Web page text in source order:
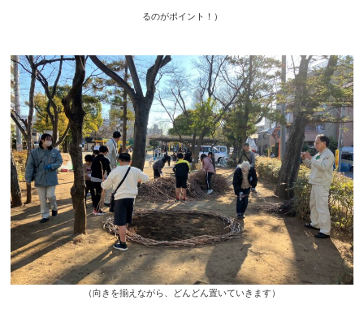
るのがポイント！）
（向きを揃えながら、どんどん置いていきます）